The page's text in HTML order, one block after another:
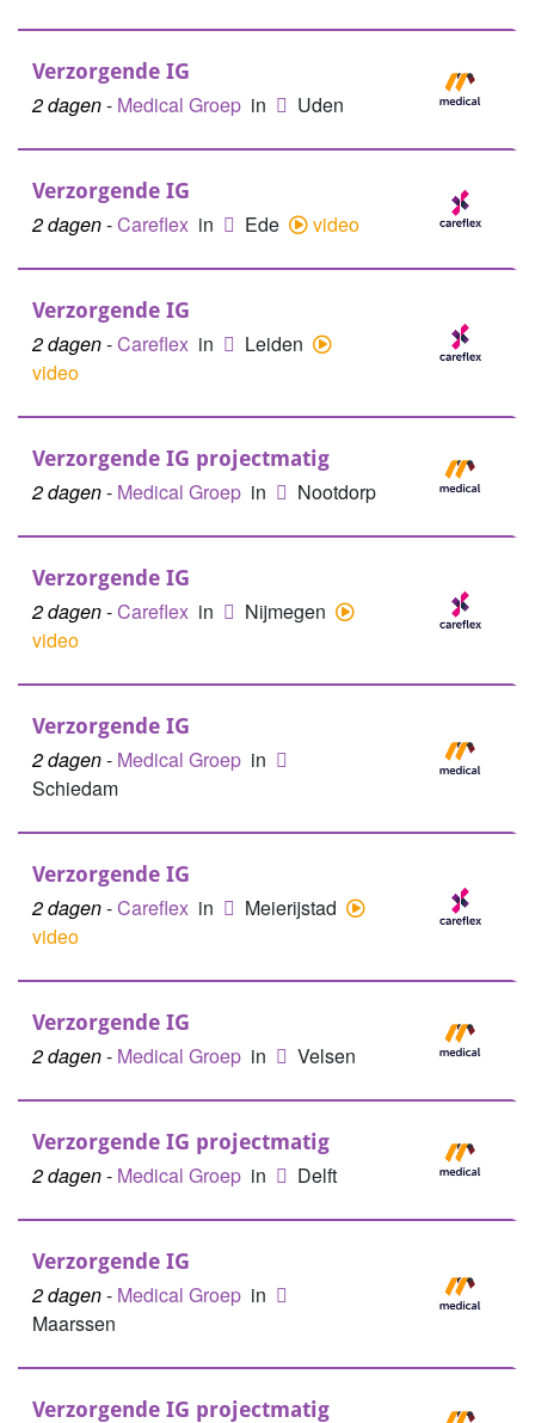
Verzorgende IG
2 dagen- Medical Groep in Uden
Verzorgende IG
2 dagen-Careflex in Ede video
Verzorgende IG
2 dagen-Careflex in
Leiden
video
Verzorgende IG projectmatig
2 dagen- Medical Groep in Nootdorp
Verzorgende IG
2 dagen-Careflex in
Nijmegen
video
Verzorgende IG
2 dagen- Medical Groep in
Schiedam
Verzorgende IG
2 dagen-Careflex in
Meierijstad
video
Verzorgende IG
2 dagen- Medical Groep in Velsen
Verzorgende IG projectmatig
2 dagen- Medical Groep in Delft
Verzorgende IG
2 dagen- Medical Groep in
Maarssen
Verzorgende IG projectmatig